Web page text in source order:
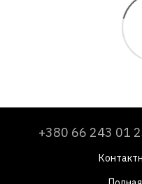
+380 66 243 01